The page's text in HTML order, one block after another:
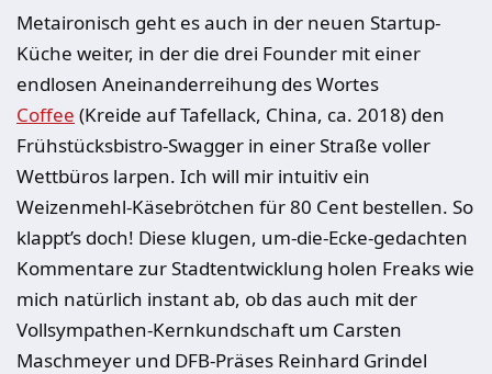
Metaironisch geht es auch in der neuen Startup-
Küche weiter, in der die drei Founder mit einer
endlosen Aneinanderreihung des Wortes
Coffee (Kreide auf Tafellack, China, ca. 2018) den
Frühstücksbistro-Swagger in einer Straße voller
Wettbüros larpen. Ich will mir intuitiv ein
Weizenmehl-Käsebrötchen für 80 Cent bestellen. So
klappt’s doch! Diese klugen, um-die-Ecke-gedachten
Kommentare zur Stadtentwicklung holen Freaks wie
mich natürlich instant ab, ob das auch mit der
Vollsympathen-Kernkundschaft um Carsten
Maschmeyer und DFB-Präses Reinhard Grindel